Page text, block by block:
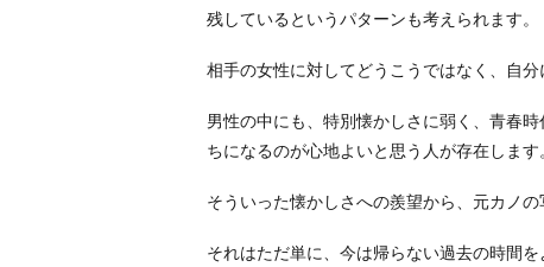
交
相
手
れ
残しているというパターンも考えられます。
相手の女性に対してどうこうではなく、自
男性の中にも、特別懐かしさに弱く、青春
ちになるのが心地よいと思う人が存在します
そういった懐かしさへの羨望から、元カノ
それはただ単に、今は帰らない過去の時間